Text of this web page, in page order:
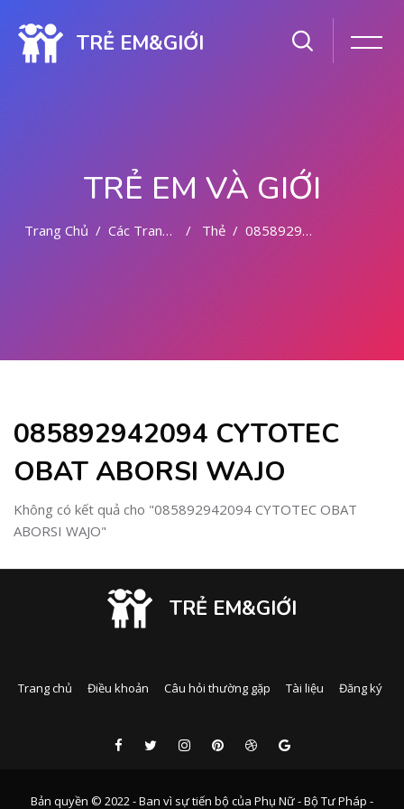
TRẺ EM&GIỚI
TRẺ EM VÀ GIỚI
Trang Chủ Các Trang Của Hệ Thống Thẻ 085892942094 CYTOTEC OBAT ABORSI WAJO
085892942094 CYTOTEC
OBAT ABORSI WAJO
Không có kết quả cho "085892942094 CYTOTEC OBAT
ABORSI WAJO"
TRẺ EM&GIỚI
Trang chủ Điều khoản Câu hỏi thường gặp Tài liệu Đăng ký
Bản quyền © 2022 - Ban vì sự tiến bộ của Phụ Nữ - Bộ Tư Pháp -